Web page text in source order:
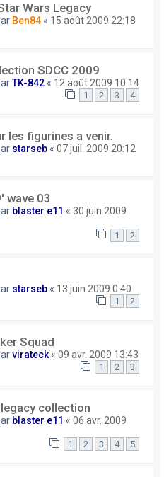
Wars Legacy
Ben84 « 15 août 2009 22:18
SDCC 2009
TK-842 « 12 août 2009 10:14
1 2 3 4
les figurines a venir.
starseb « 07 juil. 2009 20:12
wave 03
blaster e11 « 30 juin 2009
1 2
starseb « 13 juin 2009 0:40
1 2
Squad
virateck « 09 avr. 2009 13:43
1 2 3
legacy collection
blaster e11 « 06 avr. 2009
1 2 3 4 5